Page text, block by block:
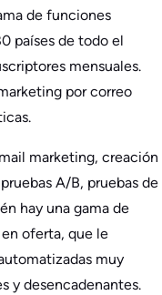
de funciones
países de todo el
mensuales.
por correo
marketing, creación
A/B, pruebas de
hay una gama de
oferta, que le
muy
y desencadenantes.